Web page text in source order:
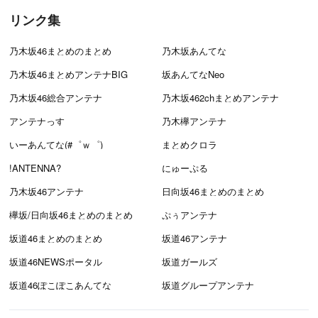
リンク集
乃木坂46まとめのまとめ
乃木坂あんてな
乃木坂46まとめアンテナBIG
坂あんてなNeo
乃木坂46総合アンテナ
乃木坂462chまとめアンテナ
アンテナっす
乃木欅アンテナ
いーあんてな(#゜ｗ゜)
まとめクロラ
!ANTENNA?
にゅーぷる
乃木坂46アンテナ
日向坂46まとめのまとめ
欅坂/日向坂46まとめのまとめ
ぷぅアンテナ
坂道46まとめのまとめ
坂道46アンテナ
坂道46NEWSポータル
坂道ガールズ
坂道46ぽこぽこあんてな
坂道グループアンテナ